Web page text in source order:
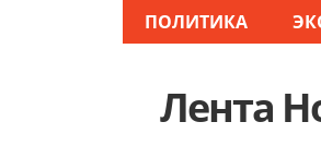
ПОЛИТИКА
Лента